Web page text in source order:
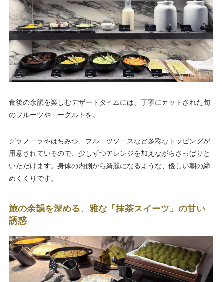
食後の余韻を楽しむデザートタイムには、丁寧にカットされた旬
のフルーツやヨーグルトを。
グラノーラやはちみつ、フルーツソースなど多彩なトッピングが
用意されているので、少しずつアレンジを加えながらさっぱりと
いただけます。身体の内側から綺麗になるような、優しい朝の締
めくくりです。
旅の余韻を深める、雅な「抹茶スイーツ」の甘い
誘惑